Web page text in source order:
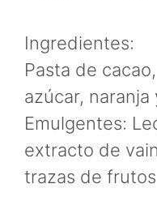
Ingredientes:
Pasta de
azúcar,
Emulgentes:
extracto de
trazas de